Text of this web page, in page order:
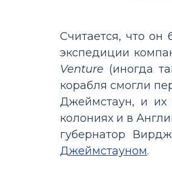
Считается, что он
экспедиции
Venture (иногда
корабля смогли
Джеймстаун, и их
колониях и в
губернатор
Джеймстауном.